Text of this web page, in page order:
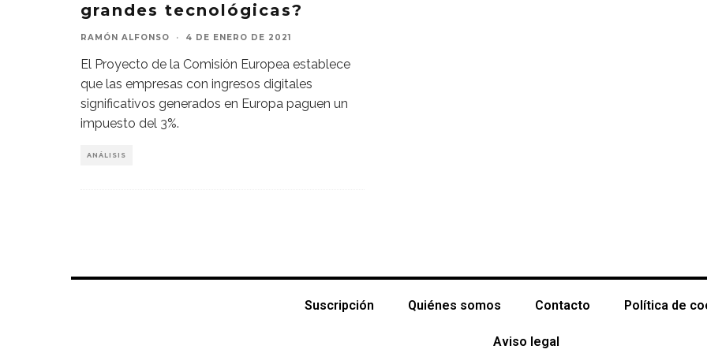
grandes tecnológicas?
RAMÓN ALFONSO · 4 DE ENERO DE 2021
El Proyecto de la Comisión Europea establece
que las empresas con ingresos digitales
significativos generados en Europa paguen un
impuesto del 3%.
ANÁLISIS
Suscripción Quiénes somos Contacto Política de
Aviso legal